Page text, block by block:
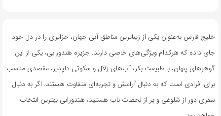
خلیج فارس به‌عنوان یکی از زیباترین مناطق آبی جهان، جزایری را در دل خود
جای داده که هرکدام ویژگی‌های خاصی دارند. جزیره هندورابی، یکی از این
گوهرهای پنهان، با طبیعت بکر، آب‌های زلال و سکوتی دلپذیر، مقصدی مناسب
برای افرادی است که به دنبال آرامش و تجربه‌ای متفاوت هستند. اگر به دنبال
سفری دور از شلوغی و پر از لحظات ناب هستید، هندورابی بهترین انتخاب